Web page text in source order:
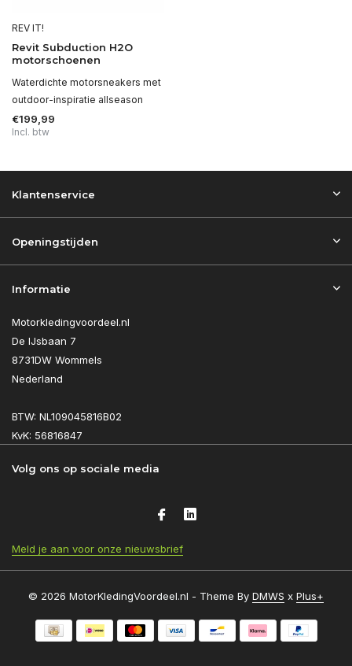
REV IT!
Revit Subduction H2O
motorschoenen
Waterdichte motorsneakers met
outdoor-inspiratie allseason
€199,99
Incl. btw
Klantenservice
Openingstijden
Informatie
Motorkledingvoordeel.nl
De IJsbaan 7
8731DW Wommels
Nederland
BTW: NL109045816B02
KvK: 56816847
Volg ons op sociale media
Meld je aan voor onze nieuwsbrief
© 2026 MotorKledingVoordeel.nl - Theme By DMWS x Plus+